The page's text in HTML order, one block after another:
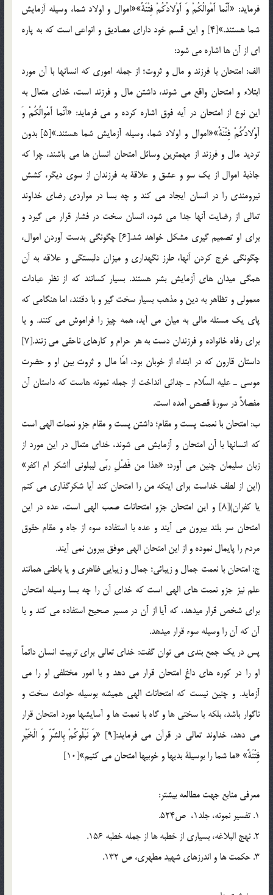
فرماید: «أَنَّما أَمْوالُكُمْ وَ أَوْلادُكُمْ فِتْنَةٌ»«اموال و اولاد شما، وسيله آزمايش
شما هستند.»[4] و اين قسم خود دارای مصادیق و انواعی است که به پاره
ای از آن ها اشاره می شود:
الف: امتحان با فرزند و مال و ثروت؛ از جمله اموري كه انسانها با آن مورد
ابتلاء و امتحان واقع مي شوند، داشتن مال و فرزند است، خداي متعال به
اين نوع از امتحان در آيه فوق اشاره كرده و مي فرمايد: «أَنَّما أَمْوالُكُمْ وَ
أَوْلادُكُمْ فِتْنَةٌ»«اموال و اولاد شما، وسيله آزمايش شما هستند.»[5] بدون
ترديد مال و فرزند از مهمترين وسائل امتحان انسان ها مي باشند، چرا كه
جاذبة اموال از يك سو و عشق و علاقة به فرزندان از سوي ديگر، كشش
نيرومندي را در انسان ايجاد مي كند و چه بسا در مواردي رضاي خداوند
تعالي از رضايت آنها جدا مي شود، انسان سخت در فشار قرار مي گيرد و
براي او تصميم گيري مشكل خواهد شد.[6] چگونگي بدست آوردن اموال،
چگونگي خرج كردن آنها، طرز نگهداري و ميزان دلبستگي و علاقه به آن
همگي ميدان هاي آزمايش بشر هستند. بسيار كسانند كه از نظر عبادات
معمولي و تظاهر به دين و مذهب بسيار سخت گير و با دقتند، اما هنگامي كه
پاي يك مسئله مالي به ميان مي آيد، همه چيز را فراموش مي كنند. و يا
براي رفاه خانواده و فرزندان دست به هر حرام و كارهاي ناحقي مي زنند.[7]
داستان قارون كه در ابتداء از خوبان بود، امّا مال و ثروت بين او و حضرت
موسي ـ عليه السّلام ـ جدائي انداخت از جمله نمونه هاست كه داستان آن
مفصلاً در سورة قصص آمده است.
ب: امتحان با نعمت پست و مقام؛ داشتن پست و مقام جزو نعمات الهی است
که انسانها با آن امتحان و آزمایش می شوند، خدای متعال در این مورد از
زبان سلیمان چنین می آورد: «هذا من فَضْلِ ربّي ليبلوني أاشكر ام اكفر»
(اين از لطف خداست براي اينكه من را امتحان كند آيا شكرگذاري مي كنم
يا كفران)[8] و این امتحان جزو امتحانات صعب الهی است، عده در این
امتحان سر بلند بیرون می آیند و عده با استفاده سوء از جاه و مقام حقوق
مردم را پایمال نموده و از این امتحان الهی موفق بیرون نمی آیند.
ج: امتحان با نعمت جمال و زيبائي؛ جمال و زيبايي ظاهري و يا باطني همانند
علم نيز جزو نعمت های الهی است که خدای آن را چه بسا وسیله امتحان
برای شخص قرار میدهد، که آیا از آن در مسیر صحیح استفاده می کند و یا
آن که آن را وسیله سوء قرار میدهد.
پس در يك جمع بندي مي توان گفت: خداي تعالي براي تربيت انسان دائماً
او را در كوره هاي داغِ امتحان قرار مي دهد و با امور مختلفي او را مي
آزمايد. و چنين نيست كه امتحانات الهي هميشه بوسيله حوادث سخت و
ناگوار باشد، بلكه با سختي ها و گاه با نعمت ها و آسايش­ها مورد امتحان قرار
مي دهد، خداوند تعالي در قرآن مي فرمايد:[9] «وَ نَبْلُوكُمْ بِالشَّرِّ وَ الْخَيْرِ
فِتْنَةً» «ما شما را بوسيلة بديها و خوبيها امتحان مي كنيم»[10]
معرفي منابع جهت مطالعه بيشتر:
1. تفسير نمونه، جلد1، ص524.
2. نهج البلاغه، بسياري از خطبه ها از جمله خطبه 156.
3. حكمت ها و اندرزهاي شهيد مطهري، ص 132.